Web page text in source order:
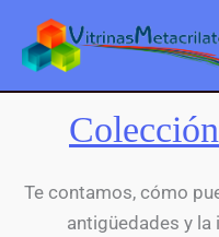
contenido
Te contamos, cómo
antigüedades y